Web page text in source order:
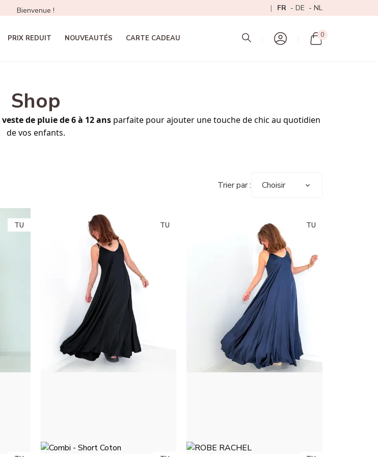
Bienvenue ! FR DE NL
PRIX REDUIT NOUVEAUTÉS CARTE CADEAU Mon panier
0
Shop
veste de pluie de 6 à 12 ansparfaite pour ajouter une touche de chic au quotidien
de vos enfants.
Trier par : Choisir
TU
TU TU
TU TU
TU